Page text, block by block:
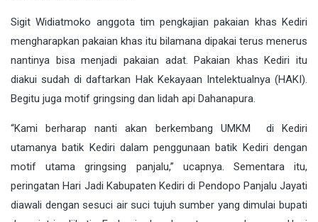
Sigit Widiatmoko anggota tim pengkajian pakaian khas Kediri
mengharapkan pakaian khas itu bilamana dipakai terus menerus
nantinya bisa menjadi pakaian adat. Pakaian khas Kediri itu
diakui sudah di daftarkan Hak Kekayaan Intelektualnya (HAKI).
Begitu juga motif gringsing dan lidah api Dahanapura.
“Kami berharap nanti akan berkembang UMKM di Kediri
utamanya batik Kediri dalam penggunaan batik Kediri dengan
motif utama gringsing panjalu,” ucapnya. Sementara itu,
peringatan Hari Jadi Kabupaten Kediri di Pendopo Panjalu Jayati
diawali dengan sesuci air suci tujuh sumber yang dimulai bupati